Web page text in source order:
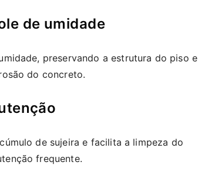
de umidade
preservando a estrutura do piso e
do concreto.
de sujeira e facilita a limpeza do
frequente.